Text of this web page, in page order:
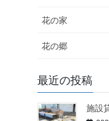
花の家
花の郷
最近の投稿
施設